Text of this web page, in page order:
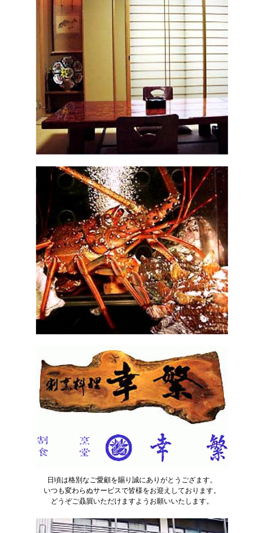
小田原観光
日頃は格別なご愛顧を賜り誠にありがとうござます。
いつも変わらぬサービスで皆様をお迎えしております。
どうぞご贔屓いただけますようお願いいたします。